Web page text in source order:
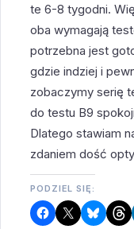
te 6-8 tygodni.
oba wymagają
potrzebna jest
gdzie indziej i
zobaczymy serię
do testu B9
Dlatego stawiam
zdaniem dość
PODZIEL SIĘ: